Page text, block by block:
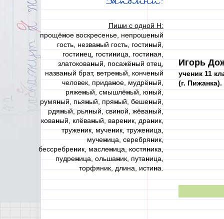
Пиши с одной Н:
прощёное воскресенье, непрошеный
гость, незваный гость, гостиный,
гостинец, гостиница, гостиная,
златокованый, посажёный отец,
названый брат, ветреный, конченый
человек, приданое, мудрёный,
ряженый, смышлёный, юный,
румяный, пьяный, пряный, бешеный,
рдяный, рьяный, свиной, жёваный,
кованый, клёваный, вареник, драник,
труженик, мученик, труженица,
мученица, серебряник,
бессребреник, масленица, костяника,
пудреница, ольшаник, путаница,
торфяник, длина, истина.
Игорь
ученик 11
(г. Пижанка).